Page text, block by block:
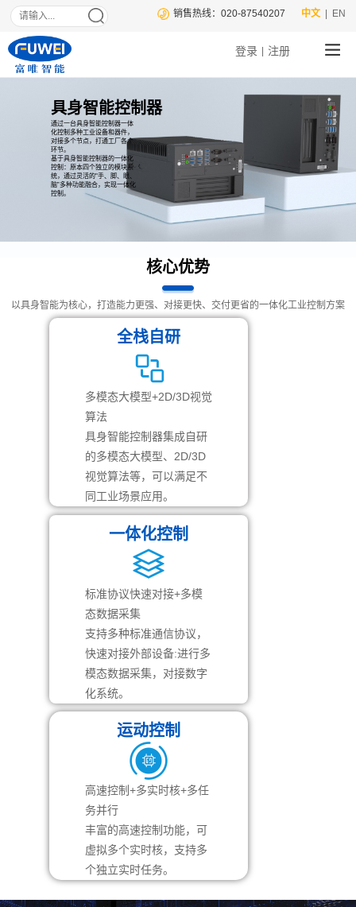
| EN
中文
销售热线：020-87540207
登录 注册
具身智能控制器
通过一台具身智能控制器一体
化控制多种工业设备和器件，
对接多个节点，打通工厂各个
环节。
基于具身智能控制器的一体化
控制：原本四个独立的模块系
统，通过灵活的"手、脚、眼、
脑”多种功能融合，实现一体化
控制。
核心优势
以具身智能为核心，打造能力更强、对接更快、交付更省的一体化工业控制方案
全栈自研
多模态大模型+2D/3D视觉
算法
具身智能控制器集成自研
的多模态大模型、2D/3D
视觉算法等，可以满足不
同工业场景应用。
一体化控制
标准协议快速对接+多模
态数据采集
支持多种标准通信协议，
快速对接外部设备:进行多
模态数据采集，对接数字
化系统。
运动控制
高速控制+多实时核+多任
务并行
丰富的高速控制功能，可
虚拟多个实时核，支持多
个独立实时任务。